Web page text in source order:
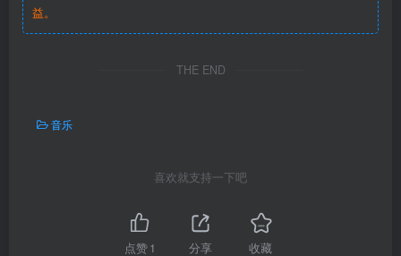
益。
THE END
音乐
喜欢就支持一下吧
点赞1 分享 收藏